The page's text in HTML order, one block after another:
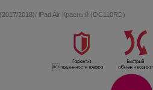
2018)/ iPad Air Красный (OC110RD)
